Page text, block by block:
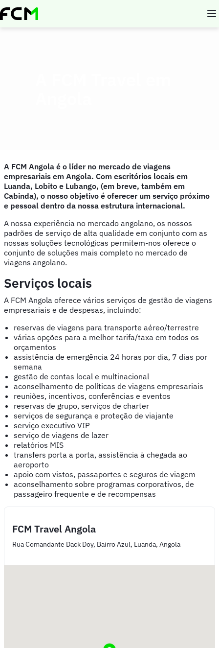
Skip
to
A FCM Angola é o líder no mercado de viagens
empresariais em Angola. Com escritórios locais em
Luanda, Lobito e Lubango, (em breve, também em
Cabinda), o nosso objetivo é oferecer um serviço próximo
e pessoal dentro da nossa estrutura internacional.
A nossa experiência no mercado angolano, os nossos
padrões de serviço de alta qualidade em conjunto com as
nossas soluções tecnológicas permitem-nos oferece o
conjunto de soluções mais completo no mercado de
viagens angolano.
Serviços locais
A FCM Angola oferece vários serviços de gestão de viagens
empresariais e de despesas, incluindo:
reservas de viagens para transporte aéreo/terrestre
várias opções para a melhor tarifa/taxa em todos os
orçamentos
assistência de emergência 24 horas por dia, 7 dias por
semana
gestão de contas local e multinacional
aconselhamento de políticas de viagens empresariais
reuniões, incentivos, conferências e eventos
reservas de grupo, serviços de charter
serviços de segurança e proteção de viajante
serviço executivo VIP
serviço de viagens de lazer
relatórios MIS
transfers porta a porta, assistência à chegada ao
aeroporto
apoio com vistos, passaportes e seguros de viagem
aconselhamento sobre programas corporativos, de
passageiro frequente e de recompensas
FCM Travel Angola
Rua Comandante Dack Doy, Bairro Azul, Luanda, Angola